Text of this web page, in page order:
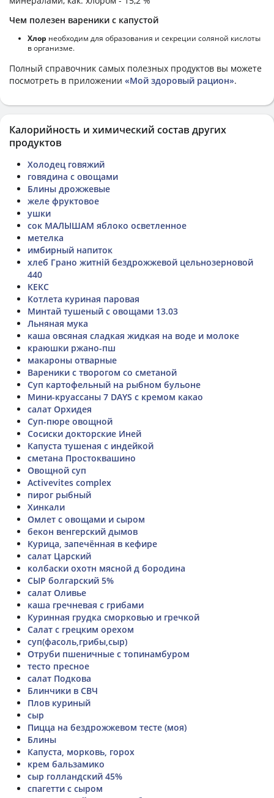
Чем полезен вареники с капустой
Хлор необходим для образования и секреции соляной кислоты
в организме.
Полный справочник самых полезных продуктов вы можете
посмотреть в приложении «Мой здоровый рацион».
Калорийность и химический состав других
продуктов
Холодец говяжий
говядина с овощами
Блины дрожжевые
желе фруктовое
ушки
сок МАЛЫШАМ яблоко осветленное
метелка
имбирный напиток
хлеб Грано житній бездрожжевой цельнозерновой
440
КЕКС
Котлета куриная паровая
Минтай тушеный с овощами 13.03
Льняная мука
каша овсяная сладкая жидкая на воде и молоке
краюшки ржано-пш
макароны отварные
Вареники с творогом со сметаной
Суп картофельный на рыбном бульоне
Мини-круассаны 7 DAYS с кремом какао
салат Орхидея
Суп-пюре овощной
Сосиски докторские Иней
Капуста тушеная с индейкой
сметана Простоквашино
Овощной суп
Activevites complex
пирог рыбный
Хинкали
Омлет с овощами и сыром
бекон венгерский дымов
Курица, запечённая в кефире
салат Царский
колбаски охотн мясной д бородина
СЫР болгарский 5%
салат Оливье
каша гречневая с грибами
Куринная грудка сморковью и гречкой
Салат с грецким орехом
суп(фасоль,грибы,сыр)
Отруби пшеничные с топинамбуром
тесто пресное
салат Подкова
Блинчики в СВЧ
Плов куриный
сыр
Пицца на бездрожжевом тесте (моя)
Блины
Капуста, морковь, горох
крем бальзамико
сыр голландский 45%
спагетти с сыром